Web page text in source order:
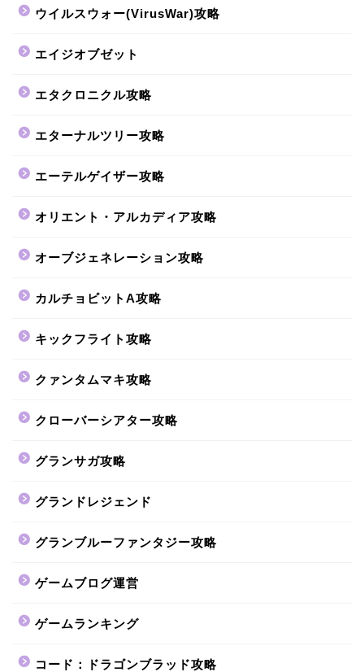
ウイルスウォー(VirusWar)攻略
エイジオブゼット
エタクロニクル攻略
エターナルツリー攻略
エーテルゲイザー攻略
オリエント・アルカディア攻略
オーブジェネレーション攻略
カルチョビットA攻略
キックフライト攻略
クァンタムマキ攻略
クローバーシアター攻略
グランサガ攻略
グランドレジェンド
グランブルーファンタジー攻略
ゲームブログ運営
ゲームランキング
コード：ドラゴンブラッド攻略